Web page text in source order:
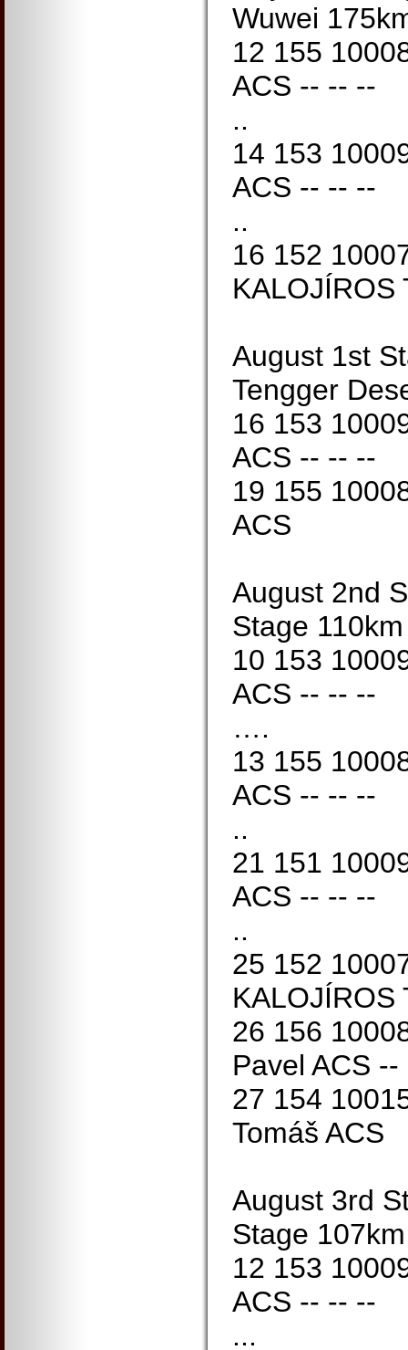
Wuwei
12 155
ACS -- -- --
..
14 153
ACS -- -- --
..
16 152
KALOJÍROS
August 1st
Tengger
16 153
ACS -- -- --
19 155
ACS
August 2nd
Stage 110km
10 153
ACS -- -- --
….
13 155
ACS -- -- --
..
21 151
ACS -- -- --
..
25 152
KALOJÍROS
26 156
Pavel ACS --
27 154
Tomáš ACS
August 3rd
Stage 107km
12 153
ACS -- -- --
...